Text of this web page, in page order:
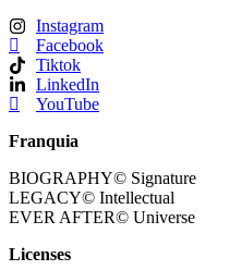
Instagram
Facebook
Tiktok
LinkedIn
YouTube
Franquia
BIOGRAPHY© Signature
LEGACY© Intellectual
EVER AFTER© Universe
Licenses